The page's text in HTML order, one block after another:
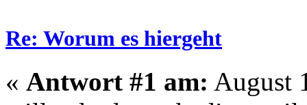
Re: Worum es hiergeht
« Antwort #1 am: August